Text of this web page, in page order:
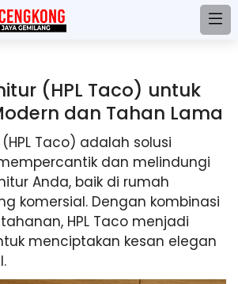
(HPL Taco) untuk
dan Tahan Lama
Taco) adalah solusi
dan melindungi
Anda, baik di rumah
komersial. Dengan kombinasi
HPL Taco menjadi
menciptakan kesan elegan